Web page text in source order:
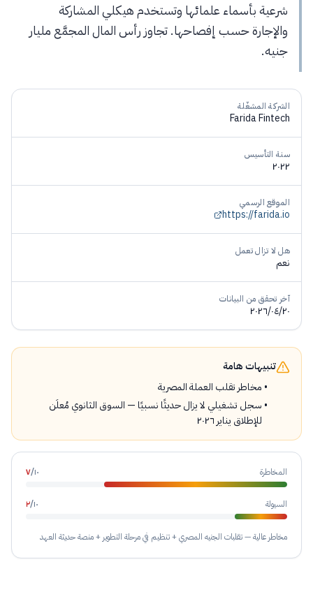
شرعية بأسماء علمائها وتستخدم هيكلي المشاركة
والإجارة حسب إفصاحها. تجاوز رأس المال المجمَّع مليار
جنيه.
الشركة المشغّلة
Farida Fintech
سنة التأسيس
٢٠٢٢
الموقع الرسمي
https://farida.io
هل لا تزال تعمل
نعم
آخر تحقق من البيانات
٢٠٢٦/٠٤/٢٠
تنبيهات هامة
مخاطر تقلب العملة المصرية
سجل تشغيلي لا يزال حديثًا نسبيًا — السوق الثانوي مُعلَن
للإطلاق يناير ٢٠٢٦
المخاطرة ٧/١٠
السيولة ٢/١٠
مخاطر عالية — تقلبات الجنيه المصري + تنظيم في مرحلة التطوير + منصة حديثة العهد